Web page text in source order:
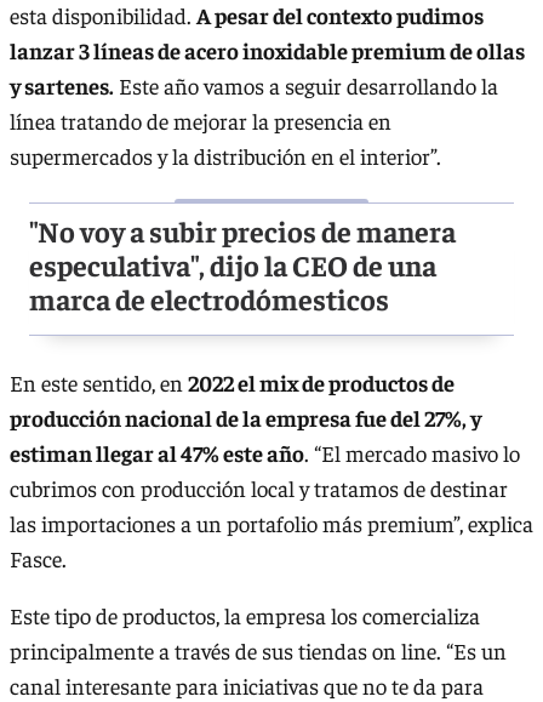
esta disponibilidad. A pesar del contexto pudimos
lanzar 3 líneas de acero inoxidable premium de ollas
y sartenes. Este año vamos a seguir desarrollando la
línea tratando de mejorar la presencia en
supermercados y la distribución en el interior”.
"No voy a subir precios de manera
especulativa", dijo la CEO de una
marca de electrodómesticos
En este sentido, en 2022 el mix de productos de
producción nacional de la empresa fue del 27%, y
estiman llegar al 47% este año. “El mercado masivo lo
cubrimos con producción local y tratamos de destinar
las importaciones a un portafolio más premium”, explica
Fasce.
Este tipo de productos, la empresa los comercializa
principalmente a través de sus tiendas on line. “Es un
canal interesante para iniciativas que no te da para